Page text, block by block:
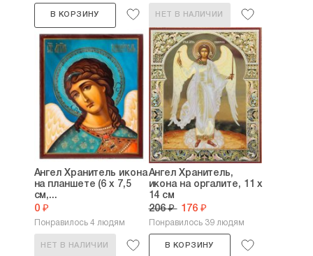
В КОРЗИНУ НЕТ В НАЛИЧИИ
Ангел Хранитель икона
на планшете (6 х 7,5
см,...
0 ₽
Понравилось 4 людям
НЕТ В НАЛИЧИИ
Ангел Хранитель,
икона на оргалите, 11 х
14 см
206 ₽ 176 ₽
Понравилось 39 людям
В КОРЗИНУ